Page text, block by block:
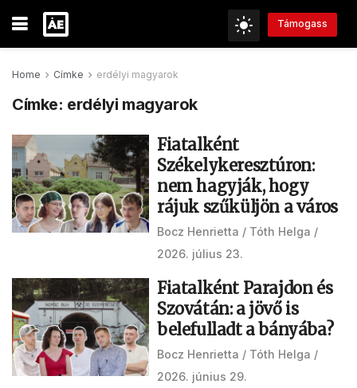
Támogass
Home Címke erdélyi magyarok
Címke: erdélyi magyarok
Fiatalként
Székelykeresztúron:
nem hagyják, hogy
rájuk szűküljön a város
Bocz Henrietta
Tóth Helga
2026. július 23.
Fiatalként Parajdon és
Szovátán: a jövő is
belefulladt a bányába?
Bocz Henrietta
Tóth Helga
2026. június 29.